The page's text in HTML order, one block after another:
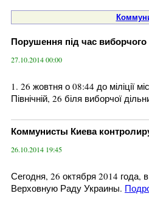
Порушення під час виборчого
27.10.2014 00:00
1. 26 жовтня о 08:44 до міліції
Північній, 26 біля виборчої
Коммунисты Киева
26.10.2014 19:45
Сегодня, 26 октября 2014
Верховную Раду Украины.